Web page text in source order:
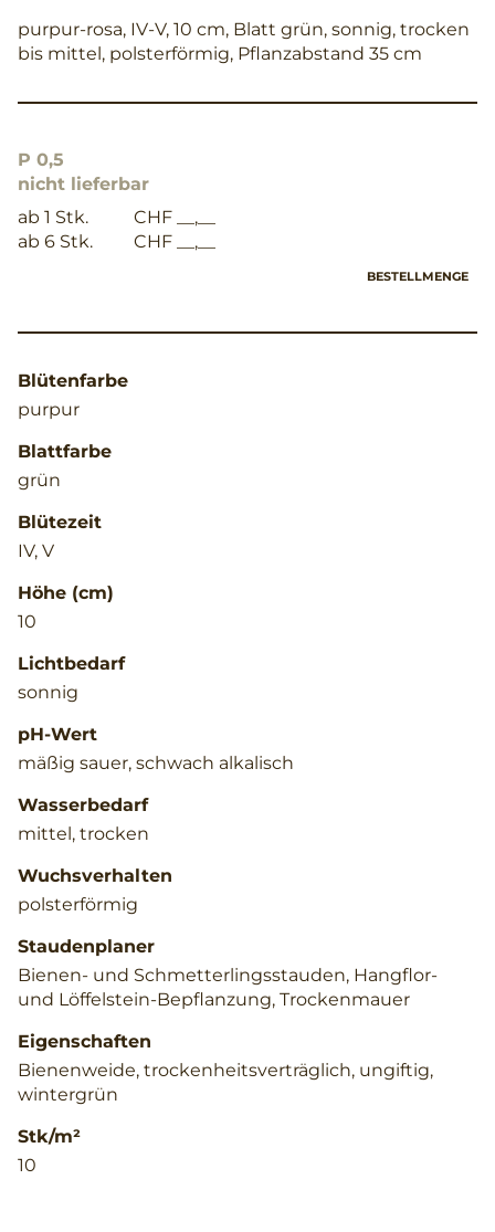
purpur-rosa, IV-V, 10 cm, Blatt grün, sonnig, trocken
bis mittel, polsterförmig, Pflanzabstand 35 cm
P 0,5
nicht lieferbar
ab 1 Stk.
CHF __,__
ab 6 Stk.
CHF __,__
BESTELLMENGE
Blütenfarbe
purpur
Blattfarbe
grün
Blütezeit
IV, V
Höhe (cm)
10
Lichtbedarf
sonnig
pH-Wert
mäßig sauer, schwach alkalisch
Wasserbedarf
mittel, trocken
Wuchsverhalten
polsterförmig
Staudenplaner
Bienen- und Schmetterlingsstauden, Hangflor-
und Löffelstein-Bepflanzung, Trockenmauer
Eigenschaften
Bienenweide, trockenheitsverträglich, ungiftig,
wintergrün
Stk/m²
10